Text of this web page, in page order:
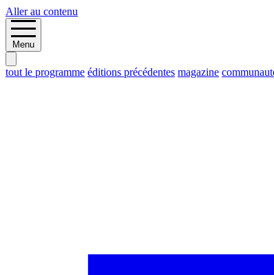
Aller au contenu
Menu
tout le programme éditions précédentes magazine